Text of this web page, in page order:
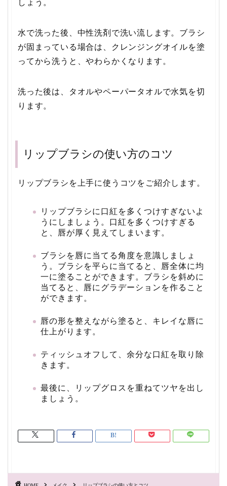
しょう。
水で洗った後、中性洗剤で洗い流します。 ブラシ
が固まっている場合は、
クレンジングオイルを塗
ってから洗うと、やわらかくなります。
洗った後は、タオルやペーパータオルで水気を切
ります。
リップブラシの使い方のコツ
リップブラシを上手に使うコツをご紹介します。
リップブラシに口紅を多くつけすぎないよ
うにしましょう。 口紅を多くつけすぎる
と、唇が厚く見えてしまいます。
ブラシを唇に当てる角度を意識しましょ
う。 ブラシを平らに当てると、唇全体に均
一に塗ることができます。 ブラシを斜めに
当てると、
唇にグラデーションを作ること
ができます。
唇の形を整えながら塗ると、キレイな唇に
仕上がります。
ティッシュオフして、余分な口紅を取り除
きます。
最後に、リップグロスを重ねてツヤを出し
ましょう。